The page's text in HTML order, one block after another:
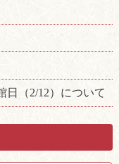
日（2/12）について